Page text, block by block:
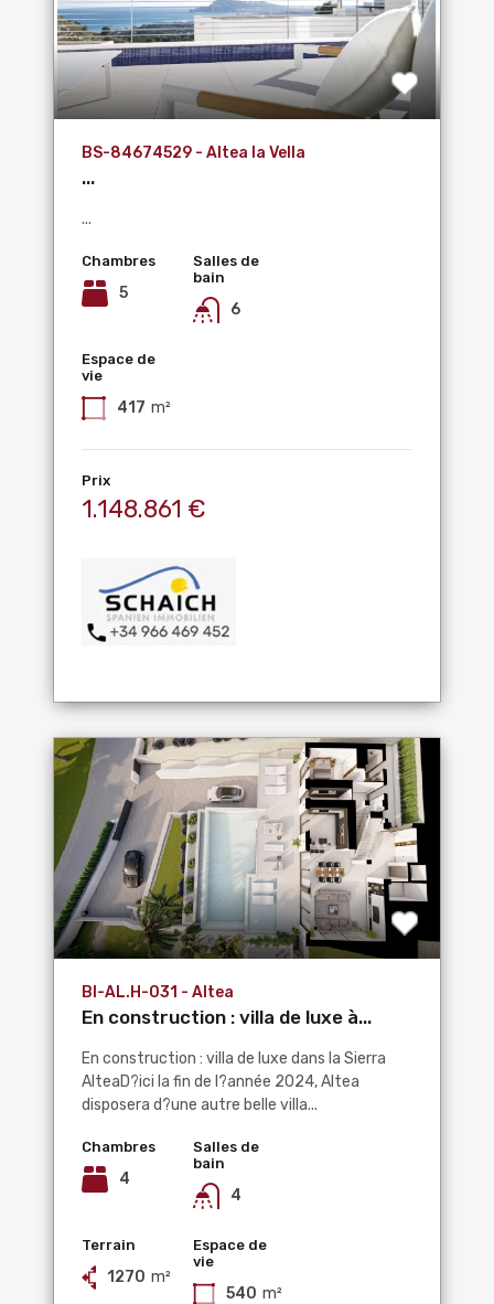
BS-84674529 - Altea la Vella
...
...
Chambres
5
Salles de
bain
6
Espace de
vie
417 m²
Prix
1.148.861 €
BI-AL.H-031 - Altea
En construction : villa de luxe à...
En construction : villa de luxe dans la Sierra
AlteaD?ici la fin de l?année 2024, Altea
disposera d?une autre belle villa...
Chambres
4
Salles de
bain
4
Terrain
1270 m²
Espace de
vie
540 m²